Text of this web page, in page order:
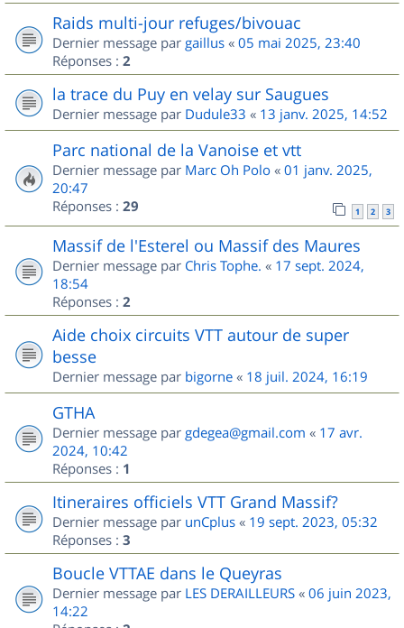
Raids multi-jour refuges/bivouac
Dernier message par gaillus « 05 mai 2025, 23:40
Réponses : 2
la trace du Puy en velay sur Saugues
Dernier message par Dudule33 « 13 janv. 2025, 14:52
Parc national de la Vanoise et vtt
Dernier message par Marc Oh Polo « 01 janv. 2025,
20:47
Réponses : 29 1 2 3
Massif de l'Esterel ou Massif des Maures
Dernier message par Chris Tophe. « 17 sept. 2024,
18:54
Réponses : 2
Aide choix circuits VTT autour de super
besse
Dernier message par bigorne « 18 juil. 2024, 16:19
GTHA
Dernier message par gdegea@gmail.com « 17 avr.
2024, 10:42
Réponses : 1
Itineraires officiels VTT Grand Massif?
Dernier message par unCplus « 19 sept. 2023, 05:32
Réponses : 3
Boucle VTTAE dans le Queyras
Dernier message par LES DERAILLEURS « 06 juin 2023,
14:22